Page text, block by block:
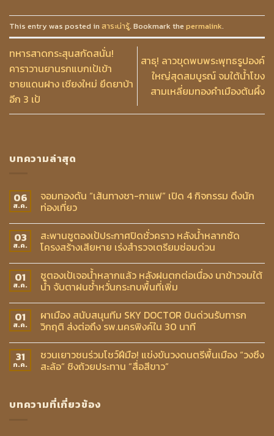
This entry was posted in สาระน่ารู้. Bookmark the permalink.
ทหารสาดกระสุนสกัดสนั่น!
คาราวานยานรกแบกเป้เข้า
ชายแดนฝาง เชียงใหม่ ยึดยาบ้า
อีก 3 เป้
สาธุ! ลาวขุดพบพระพุทธรูปองค์
ใหญ่สุดสมบูรณ์ จมใต้น้ำโขง
สามเหลี่ยมทองคำเมืองต้นผึ้ง
บทความล่าสุด
06
ส.ค.
จอมทองดัน “เส้นทางชา-กาแฟ” เปิด 4 กิจกรรม ดึงนัก
ท่องเที่ยว
03
ส.ค.
สะพานซูตองเป้ประกาศปิดชั่วคราว หลังน้ำหลากซัด
โครงสร้างเสียหาย เร่งสำรวจเตรียมซ่อมด่วน
01
ส.ค.
ซูตองเป้เจอน้ำหลากแล้ว หลังฝนตกต่อเนื่อง นาข้าวจมใต้
น้ำ จับตาฝนซ้ำหวั่นกระทบพื้นที่เพิ่ม
01
ส.ค.
ผาเมือง สนับสนุนทีม SKY DOCTOR บินด่วนรับทารก
วิกฤติ ส่งต่อถึง รพ.นครพิงค์ใน 30 นาที
31
ก.ค.
ชวนเยาวชนร่วมโชว์ฝีมือ! แข่งขันวงดนตรีพื้นเมือง “วงซึง
สะล้อ” ชิงถ้วยประทาน “สื่อสีขาว”
บทความที่เกี่ยวข้อง